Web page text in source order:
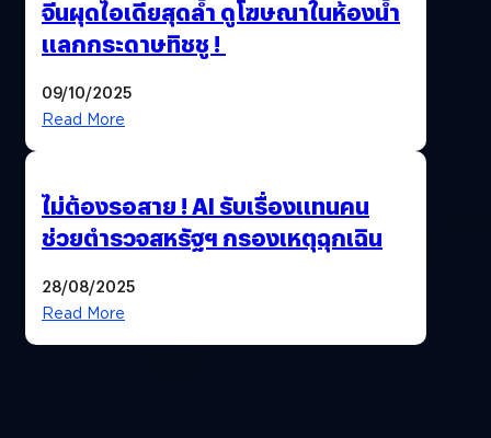
จีนผุดไอเดียสุดล้ำ ดูโฆษณาในห้องน้ำ
แลกกระดาษทิชชู !
09/10/2025
Read More
ไม่ต้องรอสาย ! AI รับเรื่องแทนคน
ช่วยตำรวจสหรัฐฯ กรองเหตุฉุกเฉิน
28/08/2025
Read More